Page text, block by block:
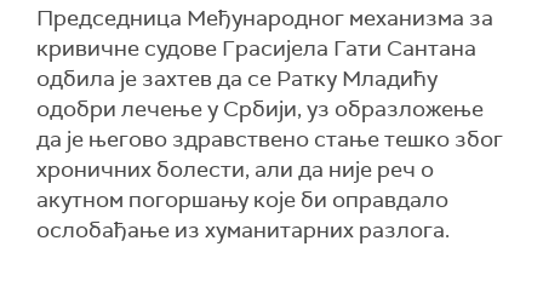
Председница Међународног механизма за
кривичне судове Грасијела Гати Сантана
одбила је захтев да се Ратку Младићу
одобри лечење у Србији, уз образложење
да је његово здравствено стање тешко због
хроничних болести, али да није реч о
акутном погоршању које би оправдало
ослобађање из хуманитарних разлога.